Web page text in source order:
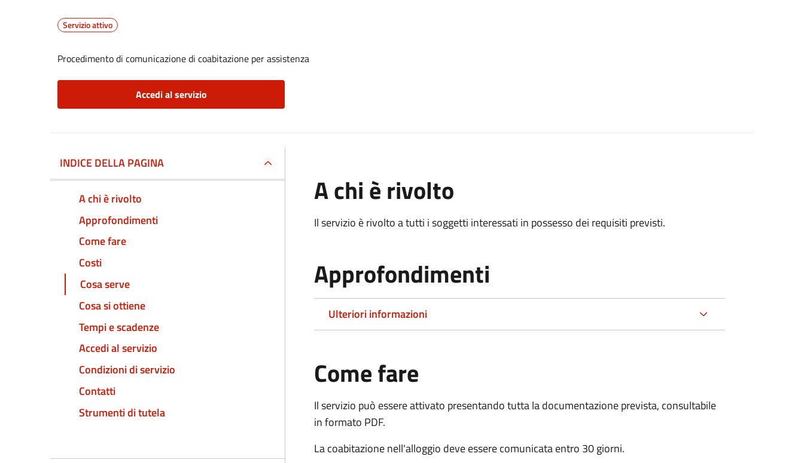
Servizio attivo
Procedimento di comunicazione di coabitazione per assistenza
Accedi al servizio
INDICE DELLA PAGINA
A chi è rivolto
Approfondimenti
Come fare
Costi
Cosa serve
Cosa si ottiene
Tempi e scadenze
Accedi al servizio
Condizioni di servizio
Contatti
Strumenti di tutela
A chi è rivolto
Il servizio è rivolto a tutti i soggetti interessati in possesso dei requisiti previsti.
Approfondimenti
Ulteriori informazioni
Come fare
Il servizio può essere attivato presentando tutta la documentazione prevista, consultabile
in formato PDF.
La coabitazione nell'alloggio deve essere comunicata entro 30 giorni.